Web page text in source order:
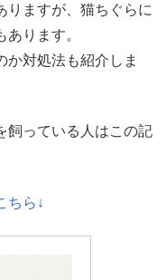
りますが、猫ちぐらに
ります。
か対処法も紹介しま
飼っている人はこの記
ちら ↓